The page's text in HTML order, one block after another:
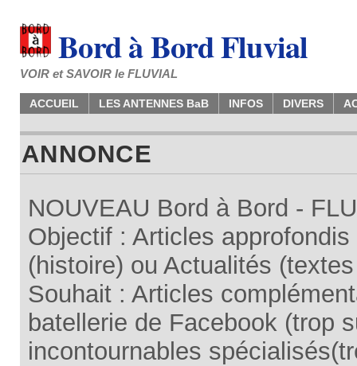
Bord à Bord Fluvial
VOIR et SAVOIR le FLUVIAL
ACCUEIL LES ANTENNES BaB INFOS DIVERS
ANNONCE
NOUVEAU Bord à Bord -
Objectif : Articles
(histoire) ou Actualités
Souhait : Articles
batellerie de Facebook (trop
incontournables